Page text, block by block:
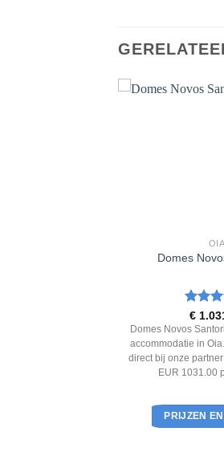
OIA
Domes
5uit 5
€
Domes Novos
accommodatie in
direct bij onze
EUR 1031.00
PRIJZEN